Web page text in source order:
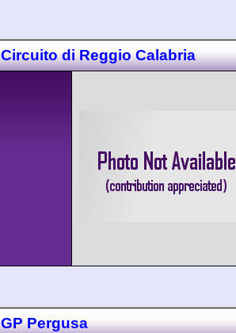
Circuito di Reggio Calabria
GP Pergusa